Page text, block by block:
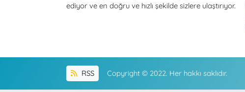
ediyor ve en doğru ve hızlı şekilde sizlere ulaştırıyor.
RSS Copyright © 2022. Her hakkı saklıdır.